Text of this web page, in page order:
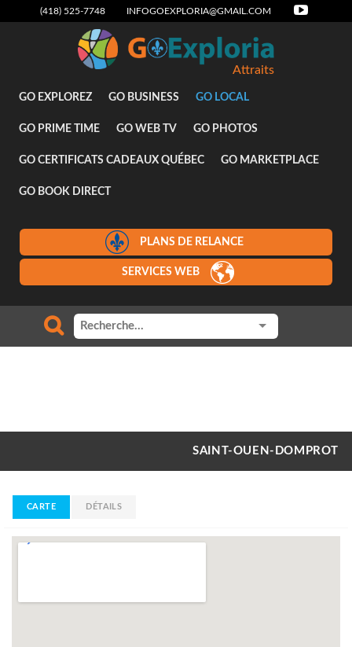
(418) 525-7748 INFOGOEXPLORIA@GMAIL.COM
Attraits
GO EXPLOREZ GO BUSINESS GO LOCAL
GO PRIME TIME GO WEB TV GO PHOTOS
GO CERTIFICATS CADEAUX QUÉBEC GO MARKETPLACE
GO BOOK DIRECT
PLANS DE RELANCE
SERVICES WEB
SAINT-OUEN-DOMPROT
CARTE DÉTAILS